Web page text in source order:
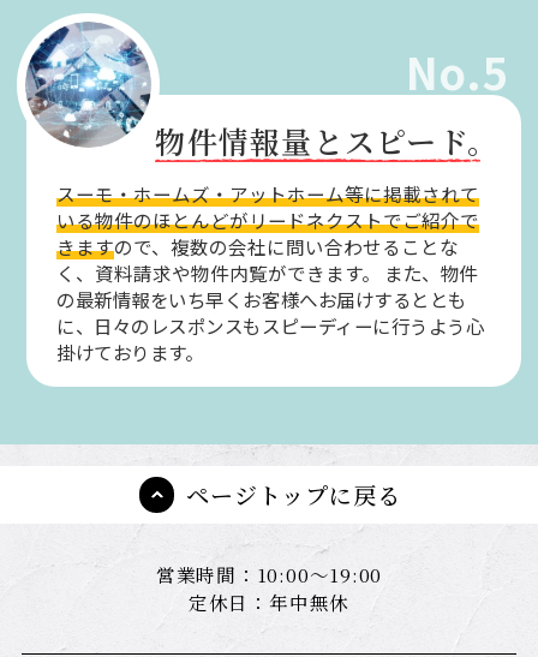
No.5
物件情報量とスピード。
スーモ・ホームズ・アットホーム等に掲載されて
いる物件のほとんどがリードネクストでご紹介で
きますので、複数の会社に問い合わせることな
く、資料請求や物件内覧ができます。
また、物件
の最新情報をいち早くお客様へお届けするととも
に、日々のレスポンスもスピーディーに行うよう心
掛けております。
ページトップに戻る
営業時間：10:00～19:00
定休日：年中無休